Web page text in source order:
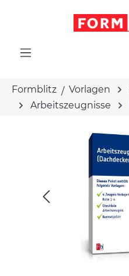
Formblitz Vorlagen
Arbeitszeugnisse